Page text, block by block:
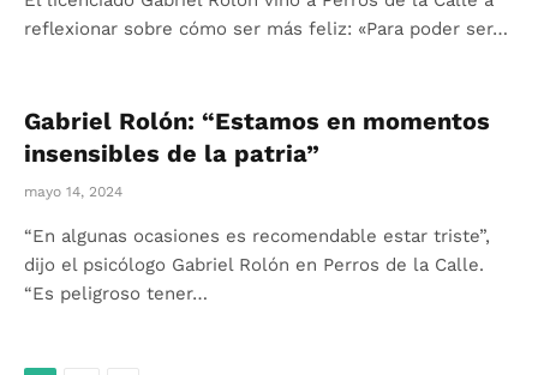
reflexionar sobre cómo ser más feliz: «Para poder ser…
Gabriel Rolón: “Estamos en momentos
insensibles de la patria”
mayo 14, 2024
“En algunas ocasiones es recomendable estar triste”,
dijo el psicólogo Gabriel Rolón en Perros de la Calle.
“Es peligroso tener…